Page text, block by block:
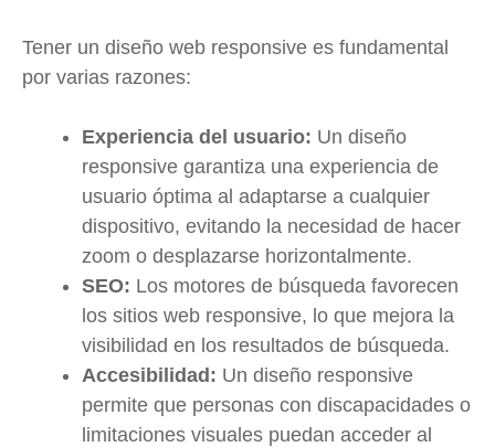
Tener un diseño web responsive es fundamental
por varias razones:
Experiencia del usuario: Un diseño
responsive garantiza una experiencia de
usuario óptima al adaptarse a cualquier
dispositivo, evitando la necesidad de hacer
zoom o desplazarse horizontalmente.
SEO: Los motores de búsqueda favorecen
los sitios web responsive, lo que mejora la
visibilidad en los resultados de búsqueda.
Accesibilidad: Un diseño responsive
permite que personas con discapacidades o
limitaciones visuales puedan acceder al